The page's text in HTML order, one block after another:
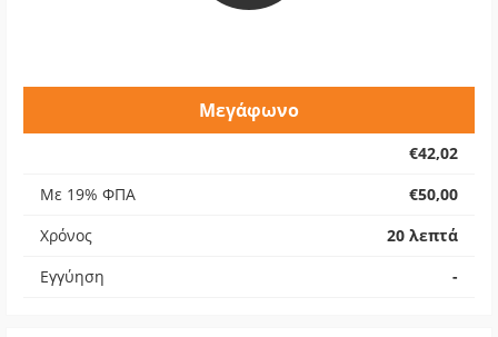
Μεγάφωνο
€42,02
Με 19% ΦΠΑ
€50,00
Χρόνος
20 λεπτά
Εγγύηση
-